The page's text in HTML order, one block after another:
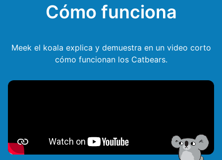
Cómo funciona
Meek el koala explica y demuestra en un video corto
cómo funcionan los Catbears.